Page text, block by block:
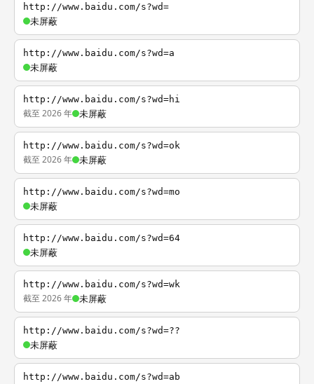
http://www.baidu.com/s?wd=
未屏蔽
http://www.baidu.com/s?wd=a
未屏蔽
http://www.baidu.com/s?wd=hi
截至 2026 年 未屏蔽
http://www.baidu.com/s?wd=ok
截至 2026 年 未屏蔽
http://www.baidu.com/s?wd=mo
未屏蔽
http://www.baidu.com/s?wd=64
未屏蔽
http://www.baidu.com/s?wd=wk
截至 2026 年 未屏蔽
http://www.baidu.com/s?wd=??
未屏蔽
http://www.baidu.com/s?wd=ab